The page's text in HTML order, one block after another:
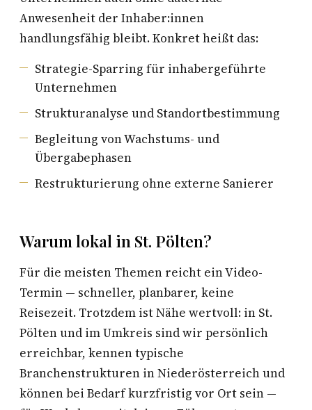
Anwesenheit der Inhaber:innen
handlungsfähig bleibt. Konkret heißt das:
Strategie-Sparring für inhabergeführte
Unternehmen
Strukturanalyse und Standortbestimmung
Begleitung von Wachstums- und
Übergabephasen
Restrukturierung ohne externe Sanierer
Warum lokal in St. Pölten?
Für die meisten Themen reicht ein Video-
Termin — schneller, planbarer, keine
Reisezeit. Trotzdem ist Nähe wertvoll: in St.
Pölten und im Umkreis sind wir persönlich
erreichbar, kennen typische
Branchenstrukturen in Niederösterreich und
können bei Bedarf kurzfristig vor Ort sein —